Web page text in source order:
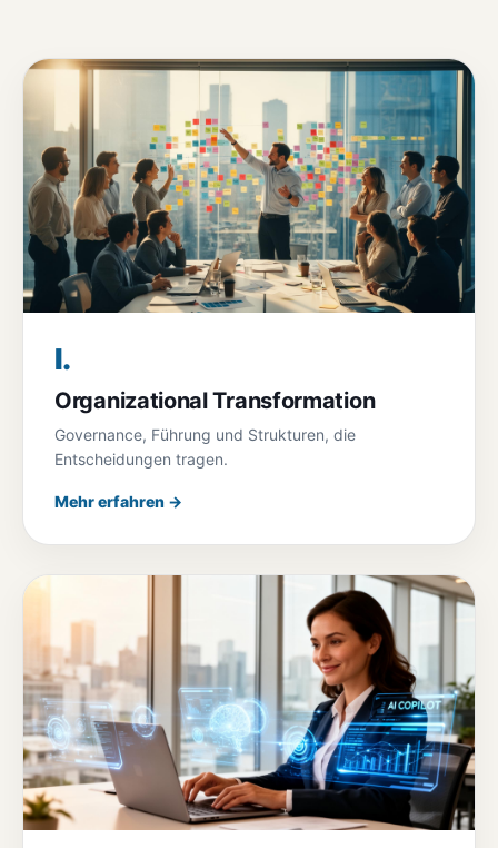
I.
Organizational Transformation
Governance, Führung und Strukturen, die
Entscheidungen tragen.
Mehr erfahren →